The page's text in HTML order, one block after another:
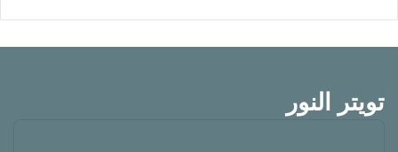
تويتر النور